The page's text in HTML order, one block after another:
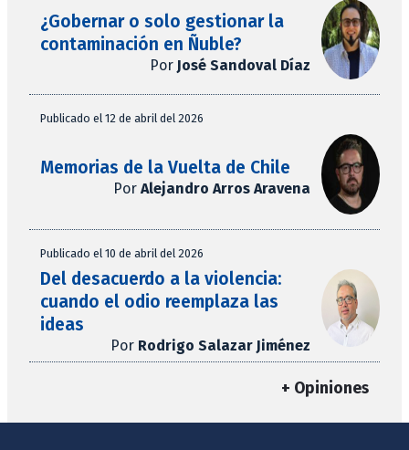
¿Gobernar o solo gestionar la
contaminación en Ñuble?
Por José Sandoval Díaz
Publicado el 12 de abril del 2026
Memorias de la Vuelta de Chile
Por Alejandro Arros Aravena
Publicado el 10 de abril del 2026
Del desacuerdo a la violencia:
cuando el odio reemplaza las
ideas
Por Rodrigo Salazar Jiménez
+ Opiniones